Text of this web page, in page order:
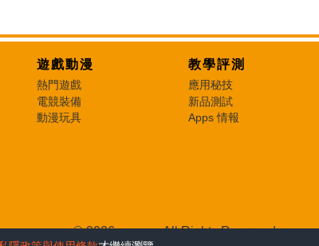
遊戲動漫
熱門遊戲
電競裝備
動漫玩具
教學評測
應用秘技
新品測試
Apps 情報
© 2026 e-zone. All Rights Reserved.